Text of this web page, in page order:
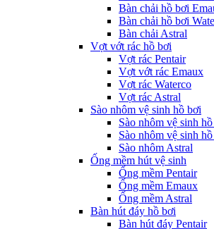
Bàn chải hồ bơi
Bàn chải hồ bơi
Bàn chải Astral
Vợt vớt rác hồ bơi
Vợt rác Pentair
Vợt vớt rác Emaux
Vợt rác Waterco
Vợt rác Astral
Sào nhôm vệ sinh hồ bơi
Sào nhôm vệ sinh
Sào nhôm vệ sinh
Sào nhôm Astral
Ống mềm hút vệ sinh
Ống mềm Pentair
Ống mềm Emaux
Ống mềm Astral
Bàn hút đáy hồ bơi
Bàn hút đáy Pentair